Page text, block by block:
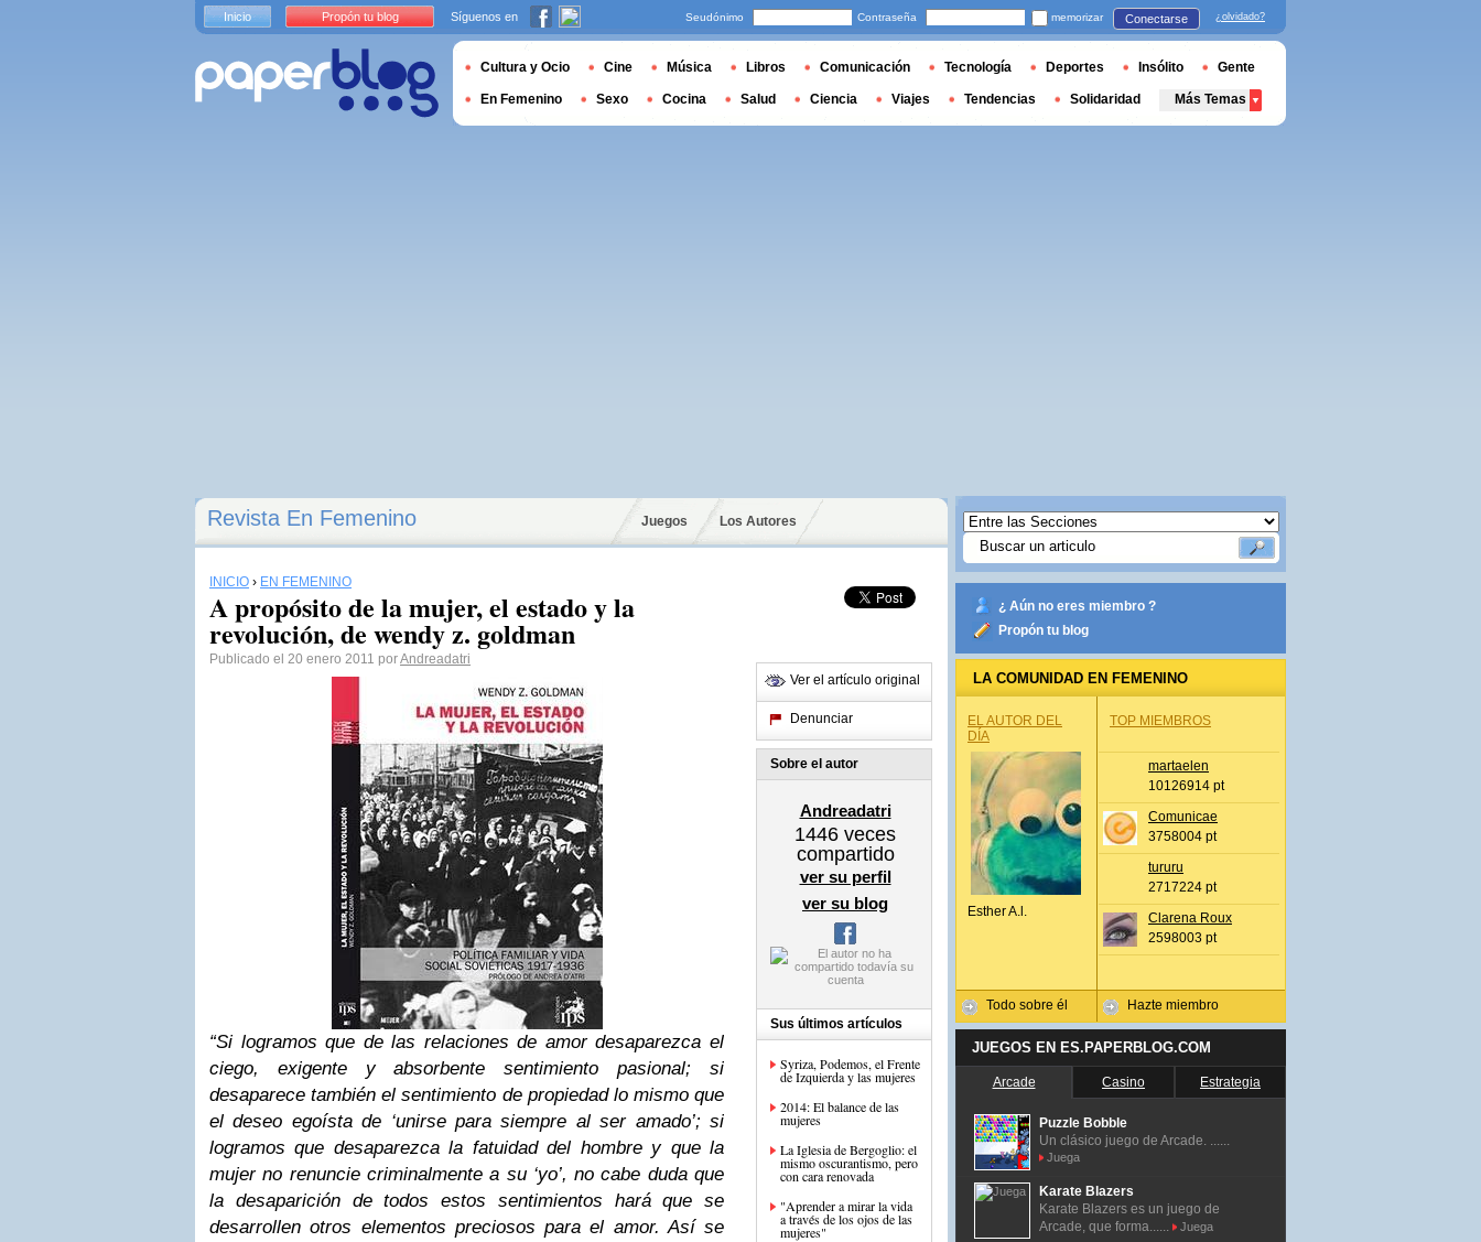
Revista En Femenino Juegos Los Autores
INICIO › EN FEMENINO
A propósito de la mujer, el estado y la
revolución, de wendy z. goldman
Publicado el 20 enero 2011 porAndreadatri
“Si logramos que de las relaciones de amor desaparezca el
ciego, exigente y absorbente sentimiento pasional; si
desaparece también el sentimiento de propiedad lo mismo que
el deseo egoísta de ‘unirse para siempre al ser amado’; si
logramos que desaparezca la fatuidad del hombre y que la
mujer no renuncie criminalmente a su ‘yo’, no cabe duda que
la desaparición de todos estos sentimientos hará que se
desarrollen otros elementos preciosos para el amor. Así se
Ver el artículo original
Denunciar
Sobre el autor
Andreadatri
1446 veces
compartido
ver su perfil
ver su blog
Sus últimos artículos
Syriza, Podemos, el Frente
de Izquierda y las mujeres
2014: El balance de las
mujeres
La Iglesia de Bergoglio: el
mismo oscurantismo, pero
con cara renovada
"Aprender a mirar la vida
a través de los ojos de las
mujeres"
¿ Aún no eres miembro ?
Propón tu blog
LA COMUNIDAD EN FEMENINO
EL AUTOR DEL
DÍA
Esther A.l.
Todo sobre él
TOP MIEMBROS
martaelen
10126914 pt
Comunicae
3758004 pt
tururu
2717224 pt
Clarena Roux
2598003 pt
Hazte miembro
JUEGOS EN ES.PAPERBLOG.COM
Arcade Casino Estrategia
Puzzle Bobble
Un clásico juego de Arcade. ......
Juega
Karate Blazers
Karate Blazers es un juego de
Arcade, que forma......
Juega
Inicio Propón tu blog Síguenos en Seudónimo Contraseña memorizar Conectarse ¿olvidado?
Cultura y Ocio Cine Música Libros Comunicación Tecnología Deportes Insólito Gente
En Femenino Sexo Cocina Salud Ciencia Viajes Tendencias Solidaridad Más Temas